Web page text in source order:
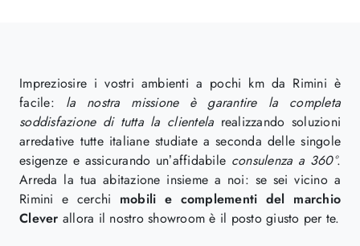
Impreziosire i vostri ambienti a pochi km da Rimini è
facile: la nostra missione è garantire la completa
soddisfazione di tutta la clientela realizzando soluzioni
arredative tutte italiane studiate a seconda delle singole
esigenze e assicurando un’affidabile consulenza a 360°.
Arreda la tua abitazione insieme a noi: se sei vicino a
Rimini e cerchi mobili e complementi del marchio
Clever allora il nostro showroom è il posto giusto per te.